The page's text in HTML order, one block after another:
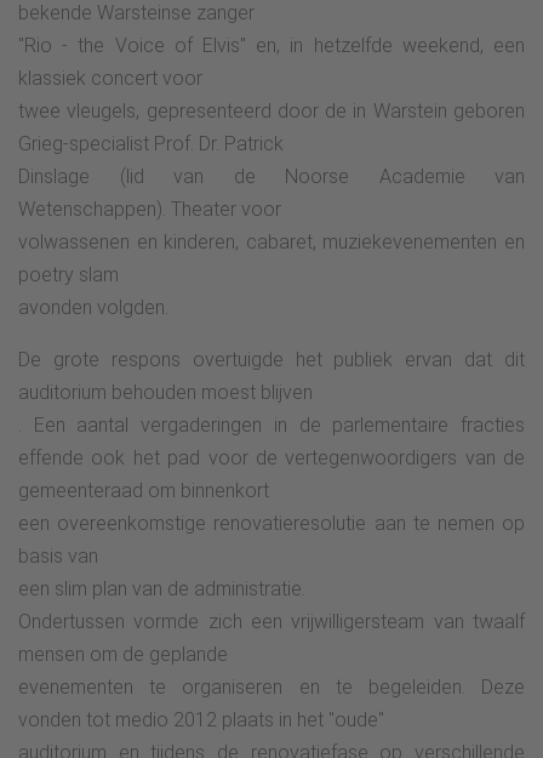
bekende Warsteinse zanger
"Rio - the Voice of Elvis" en, in hetzelfde weekend, een
klassiek concert voor
twee vleugels, gepresenteerd door de in Warstein geboren
Grieg-specialist Prof. Dr. Patrick
Dinslage (lid van de Noorse Academie van
Wetenschappen). Theater voor
volwassenen en kinderen, cabaret, muziekevenementen en
poetry slam
avonden volgden.
De grote respons overtuigde het publiek ervan dat dit
auditorium behouden moest blijven
. Een aantal vergaderingen in de parlementaire fracties
effende ook het pad voor de vertegenwoordigers van de
gemeenteraad om binnenkort
een overeenkomstige renovatieresolutie aan te nemen op
basis van
een slim plan van de administratie.
Ondertussen vormde zich een vrijwilligersteam van twaalf
mensen om de geplande
evenementen te organiseren en te begeleiden. Deze
vonden tot medio 2012 plaats in het "oude"
auditorium en tijdens de renovatiefase op verschillende